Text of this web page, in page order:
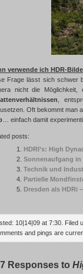
verwende ich HDR-
Frage lässt sich schwer
nicht die Möglichkeit,
,
Oft bekommt man
… einfach damit
posts:
HDRI’s: High
Sonnenaufgang in
Technik und
Partielle
Dresden als HDRi
10|14|09 at 7:30. Filed
and pings are
7 Responses to